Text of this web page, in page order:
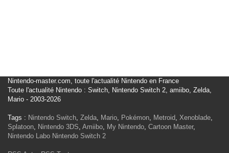
Nintendo-master.com, toute l'actualité Nintendo en France
Toute l'actualité Nintendo : Switch, Nintendo Switch 2, amiibo, Zelda,
Mario - 2003-2026
Tags : Nintendo Switch, Zelda, Mario, Pokémon, Metroid, Xenoblade,
Splatoon, Nintendo 3DS, Amiibo, My Nintendo, Cartoon Master,
Nintendo Labo Nintendo Switch 2